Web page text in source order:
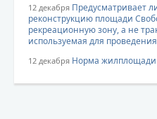
12 декабря Предусматривает
реконструкцию площади
рекреационную зону, а не
используемая для
12 декабря Норма жилплощади